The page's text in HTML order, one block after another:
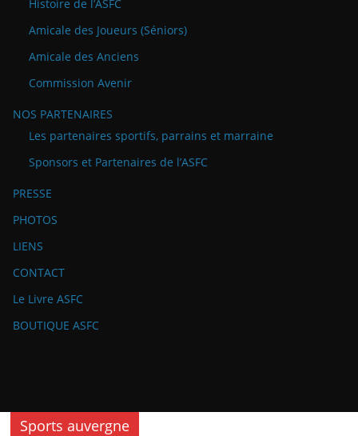
Histoire de l’ASFC
Amicale des Joueurs (Séniors)
Amicale des Anciens
Commission Avenir
NOS PARTENAIRES
Les partenaires sportifs, parrains et marraine
Sponsors et Partenaires de l’ASFC
PRESSE
PHOTOS
LIENS
CONTACT
Le Livre ASFC
BOUTIQUE ASFC
Sports auvergne